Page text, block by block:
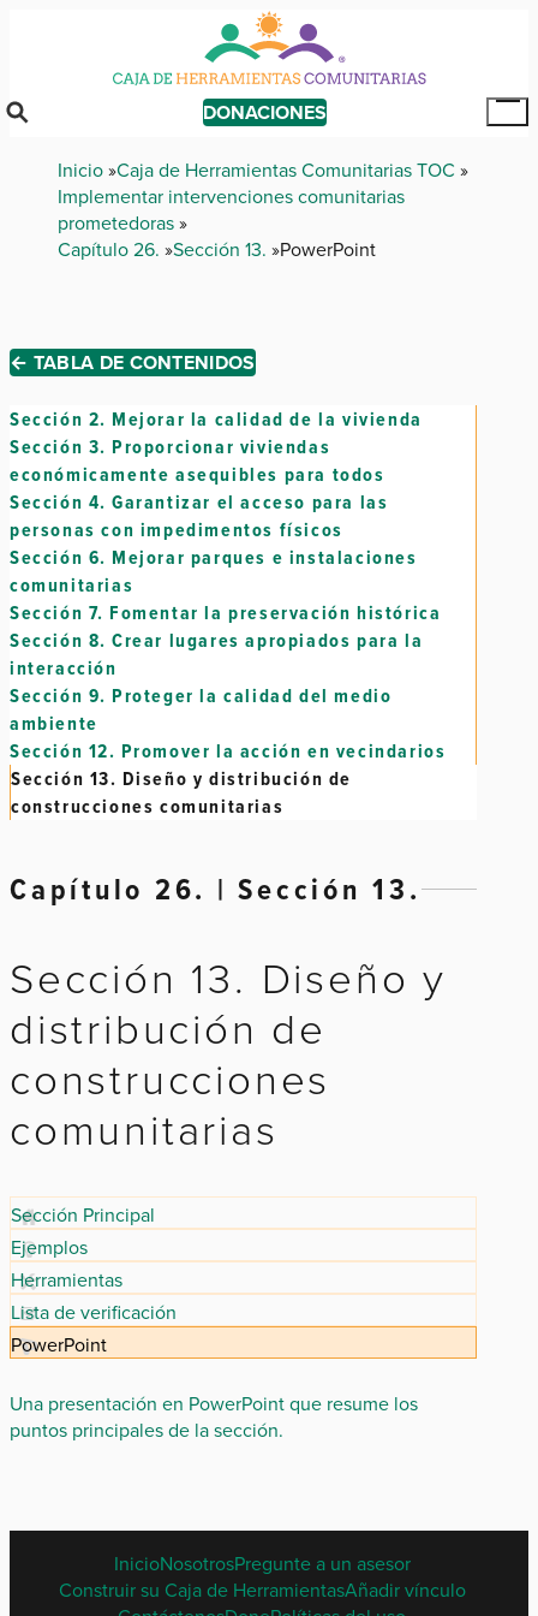
content
DONACIONES
Breadcrumb
Inicio Caja de Herramientas Comunitarias TOC
Implementar intervenciones comunitarias
prometedoras
Capítulo 26. Sección 13. PowerPoint
← TABLA DE CONTENIDOS
Sección 2. Mejorar la calidad de la vivienda
Sección 3. Proporcionar viviendas
económicamente asequibles para todos
Sección 4. Garantizar el acceso para las
personas con impedimentos físicos
Sección 6. Mejorar parques e instalaciones
comunitarias
Sección 7. Fomentar la preservación histórica
Sección 8. Crear lugares apropiados para la
interacción
Sección 9. Proteger la calidad del medio
ambiente
Sección 12. Promover la acción en vecindarios
Sección 13. Diseño y distribución de
construcciones comunitarias
Capítulo 26. | Sección 13.
Sección 13. Diseño y
distribución de
construcciones
comunitarias
Sección Principal
Ejemplos
Herramientas
Lista de verificación
PowerPoint
Una presentación en PowerPoint que resume los
puntos principales de la sección.
SPANISH
FOOTER
InicioNosotrosPregunte a un asesor
Construir su Caja de HerramientasAñadir vínculo